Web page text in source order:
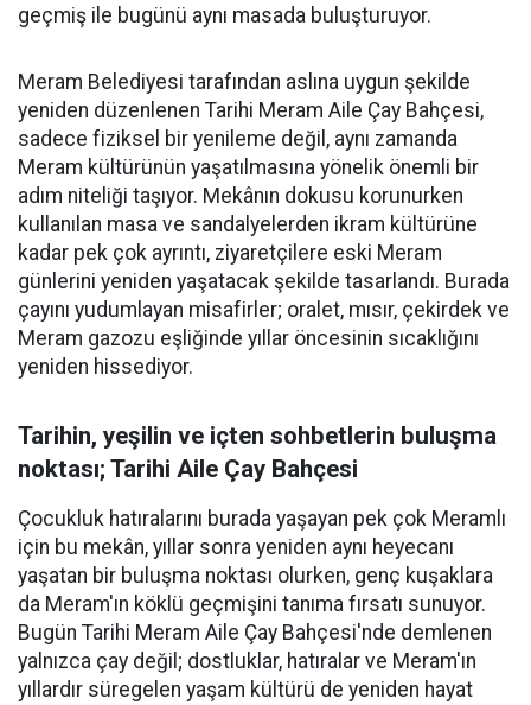
geçmiş ile bugünü aynı masada buluşturuyor.
Meram Belediyesi tarafından aslına uygun şekilde
yeniden düzenlenen Tarihi Meram Aile Çay Bahçesi,
sadece fiziksel bir yenileme değil, aynı zamanda
Meram kültürünün yaşatılmasına yönelik önemli bir
adım niteliği taşıyor. Mekânın dokusu korunurken
kullanılan masa ve sandalyelerden ikram kültürüne
kadar pek çok ayrıntı, ziyaretçilere eski Meram
günlerini yeniden yaşatacak şekilde tasarlandı. Burada
çayını yudumlayan misafirler; oralet, mısır, çekirdek ve
Meram gazozu eşliğinde yıllar öncesinin sıcaklığını
yeniden hissediyor.
Tarihin, yeşilin ve içten sohbetlerin buluşma
noktası; Tarihi Aile Çay Bahçesi
Çocukluk hatıralarını burada yaşayan pek çok Meramlı
için bu mekân, yıllar sonra yeniden aynı heyecanı
yaşatan bir buluşma noktası olurken, genç kuşaklara
da Meram'ın köklü geçmişini tanıma fırsatı sunuyor.
Bugün Tarihi Meram Aile Çay Bahçesi'nde demlenen
yalnızca çay değil; dostluklar, hatıralar ve Meram'ın
yıllardır süregelen yaşam kültürü de yeniden hayat